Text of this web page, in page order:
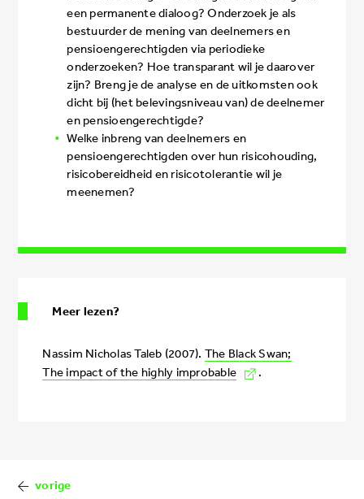
een permanente dialoog? Onderzoek je als
bestuurder de mening van deelnemers en
pensioengerechtigden via periodieke
onderzoeken? Hoe transparant wil je daarover
zijn? Breng je de analyse en de uitkomsten ook
dicht bij (het belevingsniveau van) de deelnemer
en pensioengerechtigde?
Welke inbreng van deelnemers en
pensioengerechtigden over hun risicohouding,
risicobereidheid en risicotolerantie wil je
meenemen?
Meer lezen?
Nassim Nicholas Taleb (2007). The Black Swan;
The impact of the highly improbable
.
Book